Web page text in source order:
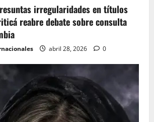
irregularidades en títulos
reabre debate sobre consulta
abril 28, 2026 0